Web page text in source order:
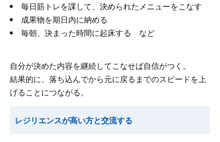
毎日筋トレを課して、決められたメニューをこなす
成果物を期日内に納める
毎朝、決まった時間に起床する など
自分が決めた内容を継続してこなせば自信がつく。
結果的に、落ち込んでから元に戻るまでのスピードを上
げることにつながる。
レジリエンスが高い方と交流する